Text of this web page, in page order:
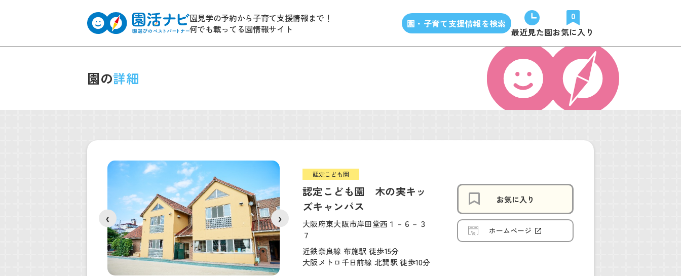
園見学の予約から子育て支援情報まで！
何でも載ってる園情報サイト
園・子育て支援情報を検索
最近見た園
0
お気に入り
園の詳細
認定こども園 木の実キッ
ズキャンパス
認定こども園
大阪府東大阪市岸田堂西１－６－３
７
近鉄奈良線 布施駅 徒歩15分
大阪メトロ千日前線 北巽駅 徒歩10分
お気に入り
ホームページ
❮ ❯